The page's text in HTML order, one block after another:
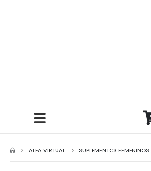
ALFA VIRTUAL SUPLEMENTOS FEMENINOS